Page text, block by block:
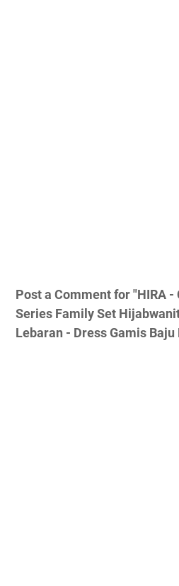
Post a Comment for "HIRA
Series Family Set
Lebaran - Dress Gamis Baju